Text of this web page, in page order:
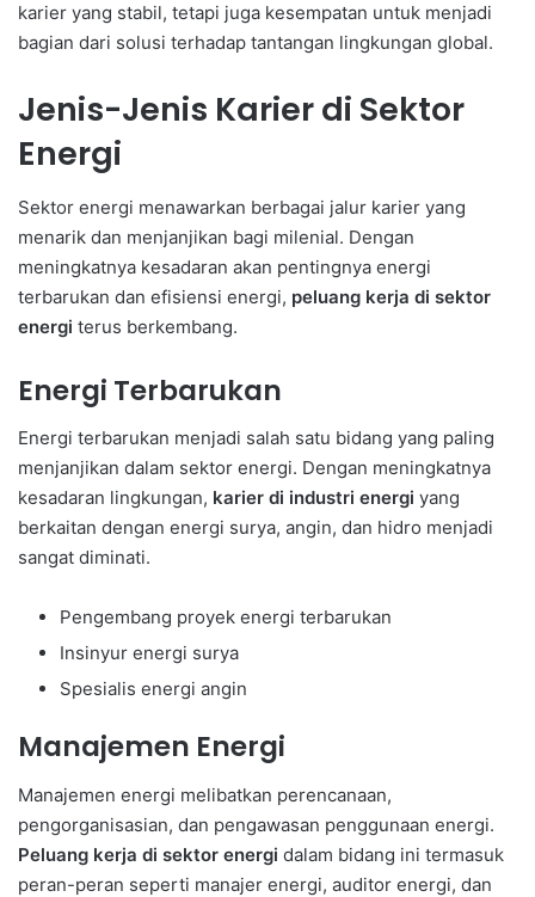
karier yang stabil, tetapi juga kesempatan untuk menjadi
bagian dari solusi terhadap tantangan lingkungan global.
Jenis-Jenis Karier di Sektor
Energi
Sektor energi menawarkan berbagai jalur karier yang
menarik dan menjanjikan bagi milenial. Dengan
meningkatnya kesadaran akan pentingnya energi
terbarukan dan efisiensi energi, peluang kerja di sektor
energi terus berkembang.
Energi Terbarukan
Energi terbarukan menjadi salah satu bidang yang paling
menjanjikan dalam sektor energi. Dengan meningkatnya
kesadaran lingkungan, karier di industri energi yang
berkaitan dengan energi surya, angin, dan hidro menjadi
sangat diminati.
Pengembang proyek energi terbarukan
Insinyur energi surya
Spesialis energi angin
Manajemen Energi
Manajemen energi melibatkan perencanaan,
pengorganisasian, dan pengawasan penggunaan energi.
Peluang kerja di sektor energi dalam bidang ini termasuk
peran-peran seperti manajer energi, auditor energi, dan